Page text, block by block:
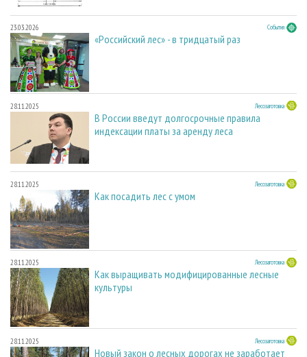
23.03.2026 События
«Российский лес» - в тридцатый раз
28.11.2025 Лесозаготовка
В России введут долгосрочные правила
индексации платы за аренду леса
28.11.2025 Лесозаготовка
Как посадить лес с умом
28.11.2025 Лесозаготовка
Как выращивать модифицированные лесные
культуры
28.11.2025 Лесозаготовка
Новый закон о лесных дорогах не заработает